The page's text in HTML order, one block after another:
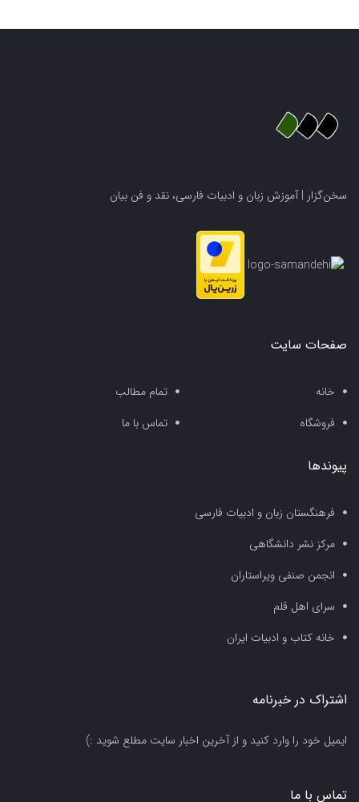
سخن‌گزار | آموزش زبان و ادبیات فارسی، نقد و فن بیان
صفحات سایت
خانه
تمام مطالب
فروشگاه
تماس با ما
پیوندها
فرهنگستان زبان و ادبیات فارسی
مرکز نشر دانشگاهی
انجمن صنفی ویراستاران
سرای اهل قلم
خانه کتاب و ادبیات ایران
اشتراک در خبرنامه
ایمیل خود را وارد کنید و از آخرین اخبار سایت مطلع شوید :)
تماس با ما